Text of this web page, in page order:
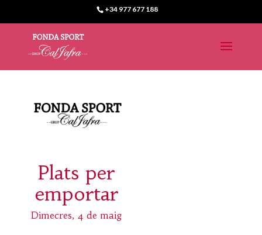
+34 977 677 188
Plats per
emportar
Dimecres, 4 de maig